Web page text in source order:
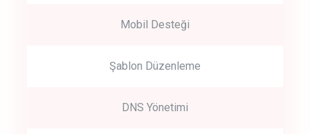
Mobil Desteği
Şablon Düzenleme
DNS Yönetimi